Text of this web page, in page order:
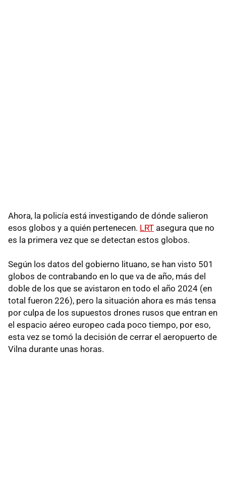
Ahora, la policía está investigando de dónde salieron
esos globos y a quién pertenecen. LRT asegura que no
es la primera vez que se detectan estos globos.
Según los datos del gobierno lituano, se han visto 501
globos de contrabando en lo que va de año, más del
doble de los que se avistaron en todo el año 2024 (en
total fueron 226), pero la situación ahora es más tensa
por culpa de los supuestos drones rusos que entran en
el espacio aéreo europeo cada poco tiempo, por eso,
esta vez se tomó la decisión de cerrar el aeropuerto de
Vilna durante unas horas.